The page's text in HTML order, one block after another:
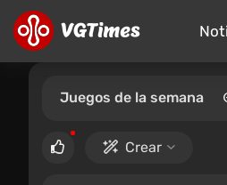
Juegos de la semana
Crear